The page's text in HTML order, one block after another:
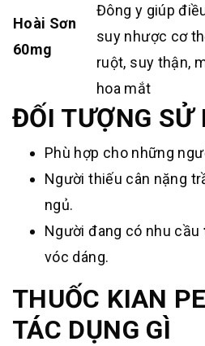
Hoài Sơn
60mg
Đông y giúp
suy nhược cơ
ruột, suy thận,
hoa mắt
ĐỐI TƯỢNG SỬ
Phù hợp cho những
Người thiếu cân nặng
ngủ.
Người đang có nhu cầu
vóc dáng.
THUỐC KIAN
TÁC DỤNG GÌ